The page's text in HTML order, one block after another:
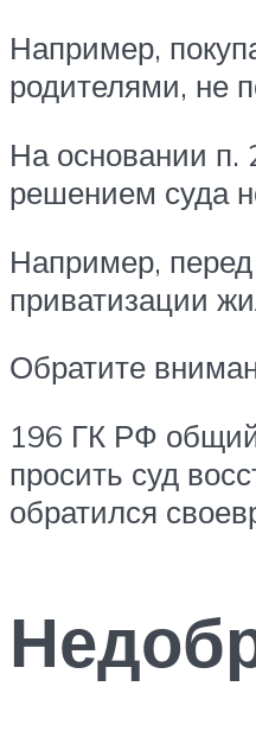
Например,
родителями, не
На основании п.
решением суда
Например,
приватизации
Обратите
196 ГК РФ общий
просить суд
обратился